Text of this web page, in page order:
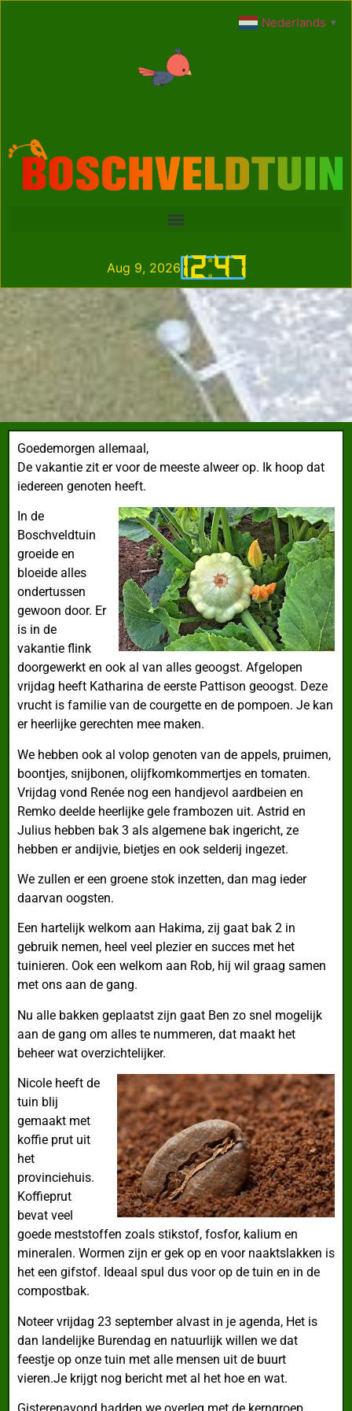
12:47
Aug 9, 2026
Goedemorgen allemaal,
De vakantie zit er voor de meeste alweer op. Ik hoop dat
iedereen genoten heeft.
In de
Boschveldtuin
groeide en
bloeide alles
ondertussen
gewoon door. Er
is in de
vakantie flink
doorgewerkt en ook al van alles geoogst. Afgelopen
vrijdag heeft Katharina de eerste Pattison geoogst. Deze
vrucht is familie van de courgette en de pompoen. Je kan
er heerlijke gerechten mee maken.
We hebben ook al volop genoten van de appels, pruimen,
boontjes, snijbonen, olijfkomkommertjes en tomaten.
Vrijdag vond Renée nog een handjevol aardbeien en
Remko deelde heerlijke gele frambozen uit. Astrid en
Julius hebben bak 3 als algemene bak ingericht, ze
hebben er andijvie, bietjes en ook selderij ingezet.
We zullen er een groene stok inzetten, dan mag ieder
daarvan oogsten.
Een hartelijk welkom aan Hakima, zij gaat bak 2 in
gebruik nemen, heel veel plezier en succes met het
tuinieren. Ook een welkom aan Rob, hij wil graag samen
met ons aan de gang.
Nu alle bakken geplaatst zijn gaat Ben zo snel mogelijk
aan de gang om alles te nummeren, dat maakt het
beheer wat overzichtelijker.
Nicole heeft de
tuin blij
gemaakt met
koffie prut uit
het
provinciehuis.
Koffieprut
bevat veel
goede meststoffen zoals stikstof, fosfor, kalium en
mineralen. Wormen zijn er gek op en voor naaktslakken is
het een gifstof. Ideaal spul dus voor op de tuin en in de
compostbak.
Noteer vrijdag 23 september alvast in je agenda, Het is
dan landelijke Burendag en natuurlijk willen we dat
feestje op onze tuin met alle mensen uit de buurt
vieren.Je krijgt nog bericht met al het hoe en wat.
Nederlands ▼